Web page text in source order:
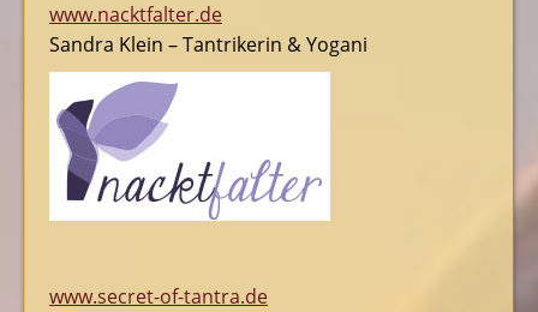
www.nacktfalter.de
Sandra Klein – Tantrikerin & Yogani
www.secret-of-tantra.de